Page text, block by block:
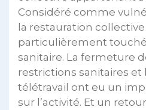
Considéré comme
la restauration
particulièrement
sanitaire. La fermeture
restrictions sanitaires et
télétravail ont eu un
sur l’activité. Et un